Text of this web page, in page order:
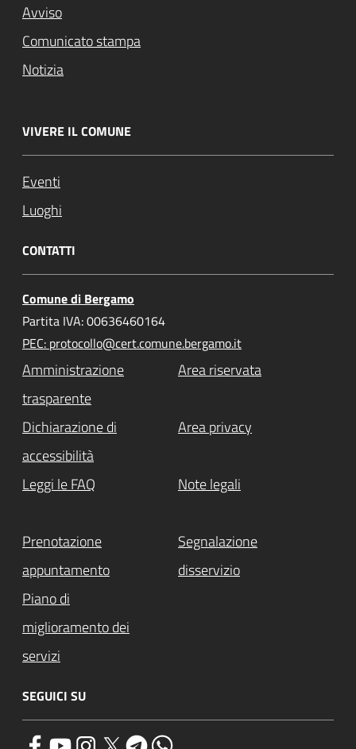
Avviso
Comunicato stampa
Notizia
VIVERE IL COMUNE
Eventi
Luoghi
CONTATTI
Comune di Bergamo
Partita IVA: 00636460164
PEC: protocollo@cert.comune.bergamo.it
Amministrazione
trasparente
Area riservata
Dichiarazione di
accessibilità
Area privacy
Leggi le FAQ Note legali
Prenotazione
appuntamento
Segnalazione
disservizio
Piano di
miglioramento dei
servizi
SEGUICI SU